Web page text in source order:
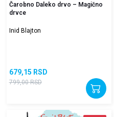
Čarobno Daleko drvo – Magično
drvce
Inid Blajton
679,15 RSD
799,00 RSD